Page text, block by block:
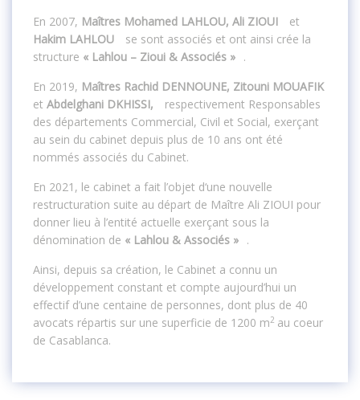
En 2007, Maîtres Mohamed LAHLOU, Ali ZIOUI
et
Hakim LAHLOU
se sont associés et ont ainsi crée la
structure « Lahlou – Zioui & Associés » .
En 2019, Maîtres Rachid DENNOUNE, Zitouni MOUAFIK
et Abdelghani DKHISSI,
respectivement Responsables
des départements Commercial, Civil et Social, exerçant
au sein du cabinet depuis plus de 10 ans ont été
nommés associés du Cabinet.
En 2021, le cabinet a fait l’objet d‘une nouvelle
restructuration suite au départ de Maître Ali ZIOUI pour
donner lieu à l’entité actuelle exerçant sous la
dénomination de « Lahlou & Associés » .
Ainsi, depuis sa création, le Cabinet a connu un
développement constant et compte aujourd’hui un
effectif d’une centaine de personnes, dont plus de 40
avocats répartis sur une superficie de 1200 m2 au coeur
de Casablanca.